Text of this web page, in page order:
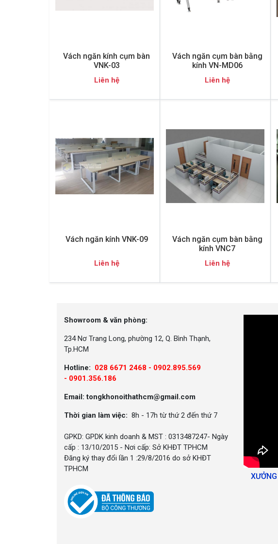
Vách ngăn kính cụm bàn
VNK-03
Liên hệ
Vách ngăn cụm bàn bằng
kính VN-MD06
Liên hệ
Vách ngăn kính VNK-09
Liên hệ
Vách ngăn cụm bàn bằng
kính VNC7
Liên hệ
Showroom & văn phòng:
234 Nơ Trang Long, phường 12, Q. Bình Thạnh,
Tp.HCM
Hotline: 028 6671 2468 - 0902.895.569
- 0901.356.186
Email: tongkhonoithathcm@gmail.com
Thời gian làm việc: 8h - 17h từ thứ 2 đến thứ 7
GPKD: GPDK kinh doanh & MST : 0313487247- Ngày
cấp : 13/10/2015 - Nơi cấp: Sở KHĐT TPHCM
Đăng ký thay đổi lần 1 :29/8/2016 do sở KHĐT
TPHCM